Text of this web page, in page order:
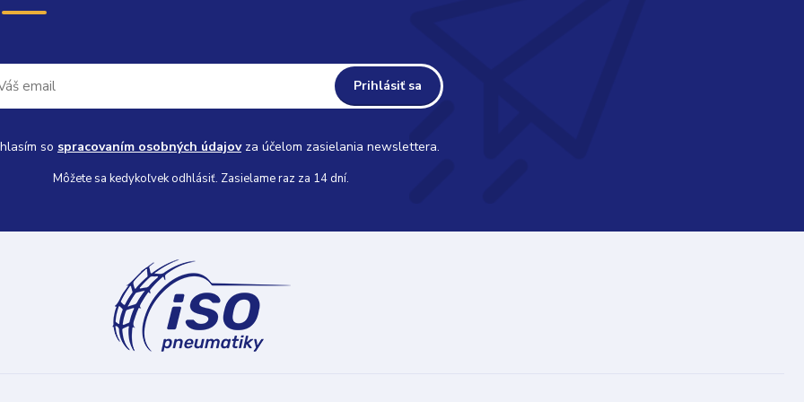
Prihlásiť sa
so spracovaním osobných údajovza účelom zasielania newslettera.
Môžete sa kedykoľvek odhlásiť. Zasielame raz za 14 dní.